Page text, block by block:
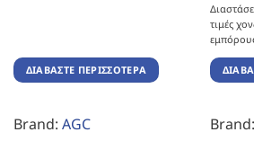
ΔΙΑΒΆΣΤΕ ΠΕΡΙΣΣΌΤΕΡΑ
Brand: AGC
τιμές
Brand: